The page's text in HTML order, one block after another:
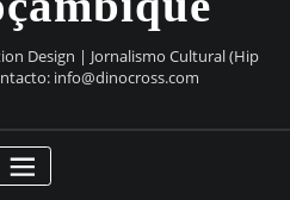
Design | Jornalismo Cultural (Hip
info@dinocross.com